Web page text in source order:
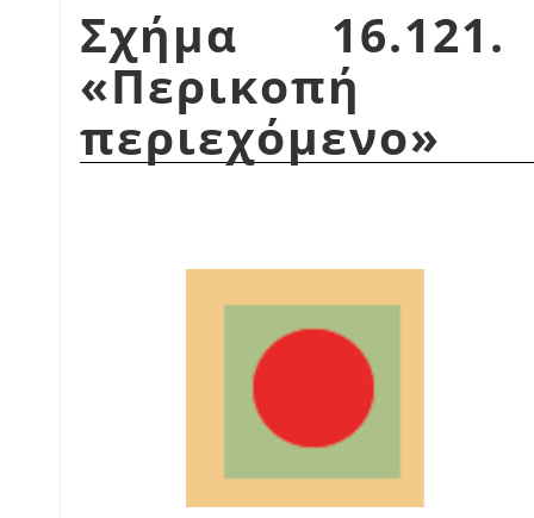
Σχήμα
«Περικοπή
περιεχόμενο»